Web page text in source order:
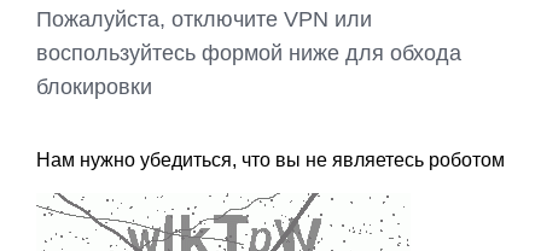
Пожалуйста, отключите VPN или
воспользуйтесь формой ниже для обхода
блокировки
Нам нужно убедиться, что вы не являетесь роботом